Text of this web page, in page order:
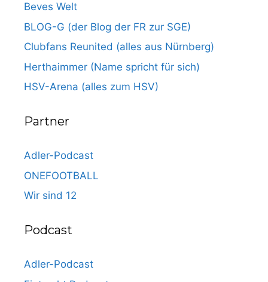
Beves Welt
BLOG-G (der Blog der FR zur SGE)
Clubfans Reunited (alles aus Nürnberg)
Herthaimmer (Name spricht für sich)
HSV-Arena (alles zum HSV)
Partner
Adler-Podcast
ONEFOOTBALL
Wir sind 12
Podcast
Adler-Podcast